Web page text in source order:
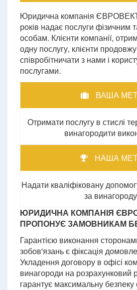
Юридична компанія
років надає послуги фізичним
особам. Клієнти компанії,
одну послугу, клієнти
співробітничати з нами і
послугами.
ВАША
Отримати послугу в стислі
винагородити
НАША
Надати кваліфіковану
за
ЮРИДИЧНА КОМПАНІЯ
ПРОПОНУЄ ЗАМОВНИКАМ
Гарантією виконання
зобов'язань є фіксація
Укладення договору в офісі
винагороди на розрахунковий
гарантує максимальну безпеку